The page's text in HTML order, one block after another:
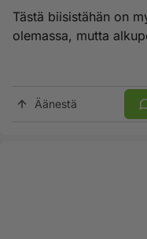
Tästä biisistähän on
olemassa, mutta
Äänestä